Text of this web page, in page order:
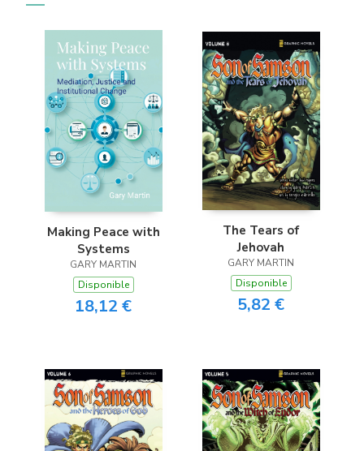
Making Peace with
Systems
GARY MARTIN
Disponible
18,12 €
The Tears of
Jehovah
GARY MARTIN
Disponible
5,82 €